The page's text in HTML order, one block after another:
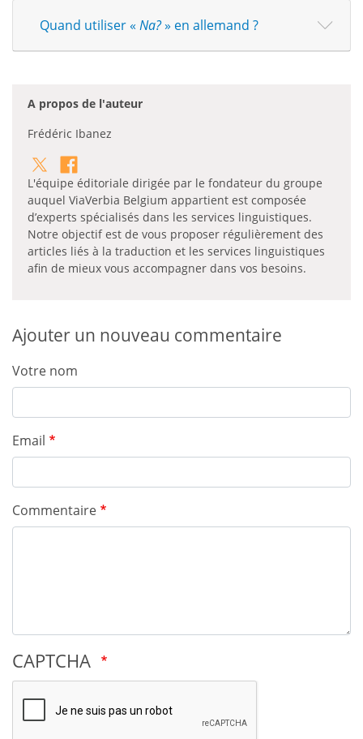
Quand utiliser « Na?» en allemand ?
A propos de l'auteur
Frédéric Ibanez
L'équipe éditoriale dirigée par le fondateur du groupe
auquel ViaVerbia Belgium appartient est composée
d’experts spécialisés dans les services linguistiques.
Notre objectif est de vous proposer régulièrement des
articles liés à la traduction et les services linguistiques
afin de mieux vous accompagner dans vos besoins.
Ajouter un nouveau commentaire
Votre nom
Email
Commentaire
CAPTCHA